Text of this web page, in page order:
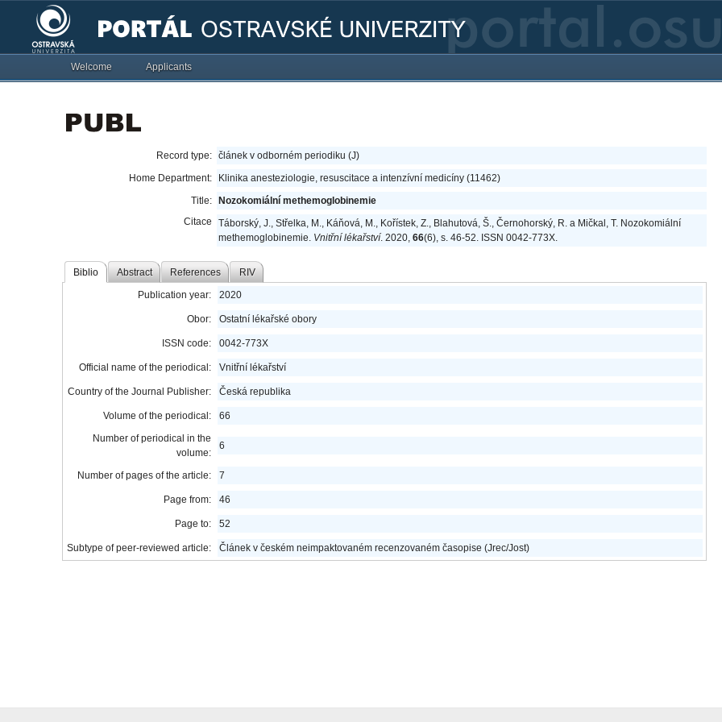
Welcome Applicants
Record type: článek v odborném periodiku (J)
Home Department:
Klinika anesteziologie, resuscitace a intenzívní medicíny (11462)
Title:
Nozokomiální methemoglobinemie
Citace
Táborský, J., Střelka, M., Káňová, M., Kořístek, Z., Blahutová, Š., Černohorský, R. a Mičkal, T. Nozokomiální
methemoglobinemie. Vnitřní lékařství. 2020,66(6), s. 46-52. ISSN 0042-773X.
Biblio Abstract References RIV
Publication year: 2020
Obor: Ostatní lékařské obory
ISSN code: 0042-773X
Official name of the periodical: Vnitřní lékařství
Country of the Journal Publisher: Česká republika
Volume of the periodical:
66
Number of periodical in the
volume:
6
Number of pages of the article: 7
Page from: 46
Page to: 52
Subtype of peer-reviewed article: Článek v českém neimpaktovaném recenzovaném časopise (Jrec/Jost)